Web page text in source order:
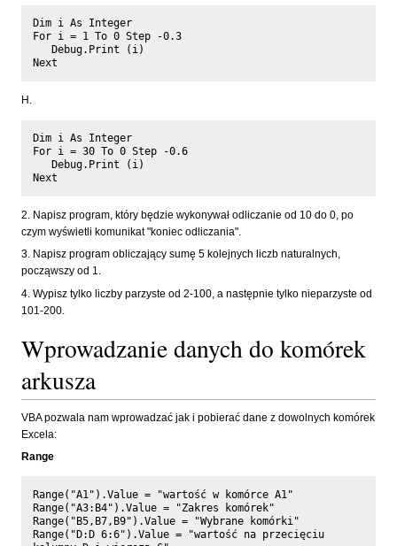
Dim i As Integer
For i = 1 To 0 Step -0.3
   Debug.Print (i)
H.
Dim i As Integer
For i = 30 To 0 Step -0.6
   Debug.Print (i)
2. Napisz program, który będzie wykonywał odliczanie od 10 do 0, po
czym wyświetli komunikat "koniec odliczania".
3. Napisz program obliczający sumę 5 kolejnych liczb naturalnych,
począwszy od 1.
4. Wypisz tylko liczby parzyste od 2-100, a następnie tylko nieparzyste od
101-200.
Wprowadzanie danych do komórek
arkusza
VBA pozwala nam wprowadzać jak i pobierać dane z dowolnych komórek
Excela:
Range
Range("A1").Value = "wartość w komórce A1"
Range("A3:B4").Value = "Zakres komórek"
Range("B5,B7,B9").Value = "Wybrane komórki"
Range("D:D 6:6").Value = "wartość na przecięciu